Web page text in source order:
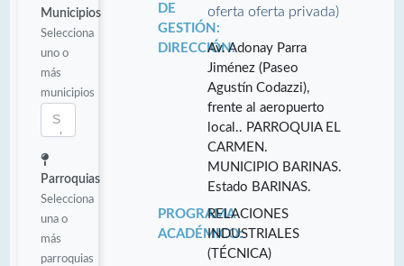
Municipios
Selecciona
uno o
más
municipios
Parroquias
Selecciona
una o
más
parroquias
DE
GESTIÓN:
oferta oferta privada)
DIRECCIÓN:Av. Adonay Parra
Jiménez (Paseo
Agustín Codazzi),
frente al aeropuerto
local.. PARROQUIA EL
CARMEN.
MUNICIPIO BARINAS.
Estado BARINAS.
PROGRAMA
ACADÉMICO:
RELACIONES
INDUSTRIALES
(TÉCNICA)